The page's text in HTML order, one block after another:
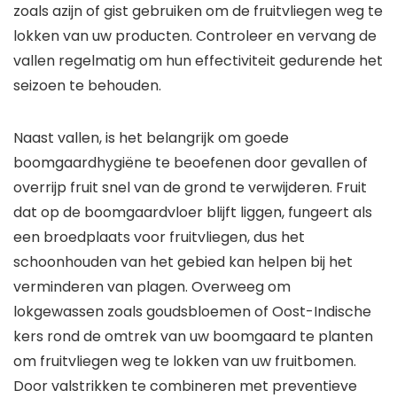
zoals azijn of gist gebruiken om de fruitvliegen weg te
lokken van uw producten. Controleer en vervang de
vallen regelmatig om hun effectiviteit gedurende het
seizoen te behouden.
Naast vallen, is het belangrijk om goede
boomgaardhygiëne te beoefenen door gevallen of
overrijp fruit snel van de grond te verwijderen. Fruit
dat op de boomgaardvloer blijft liggen, fungeert als
een broedplaats voor fruitvliegen, dus het
schoonhouden van het gebied kan helpen bij het
verminderen van plagen. Overweeg om
lokgewassen zoals goudsbloemen of Oost-Indische
kers rond de omtrek van uw boomgaard te planten
om fruitvliegen weg te lokken van uw fruitbomen.
Door valstrikken te combineren met preventieve